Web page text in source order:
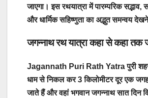
जाएगा। इस रथयात्रा में पारम्परिक
और धार्मिक सहिष्णुता का अद्भुत समन्वय
जगन्नाथ रथ यात्रा कहा से कहा तक
Jagannath Puri Rath Yatra पुरी
धाम से निकल कर 3 किलोमीटर दूर एक जगह
जाते हैं और वहां भगवान जगन्नाथ सात दिन